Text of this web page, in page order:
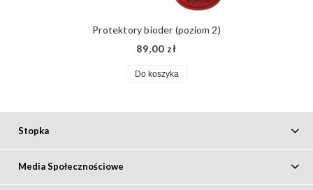
Protektory bioder (poziom 2)
89,00 zł
Do koszyka
Stopka
Media Społecznościowe